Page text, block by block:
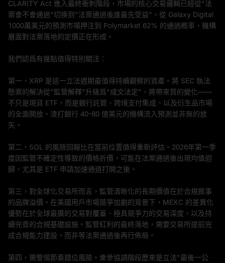
CLARITY Act 進入最終衝刺階段，市場的核心交易邏輯已經從"法
案會不會通過"切換到"法案通過後誰最先受益"。從 Galaxy Digital
1000萬美元的預測市場押注到 Polymarket 62% 的通過概率，機構
層面對法案落地的定價正在形成。
我們認爲有幾點值得特別關注：
第一，XRP 是這一立法週期最值得持續觀察的資產。將 SEC 執法
懸案的解決從"監管解釋"升級爲"成文法定"，將帶來質的變化——
不只是現貨 ETF，而是銀行託管、跨境支付集成、以及衍生品市場
的全面開放。渣打銀行 40-80 億美元的機構流入預測並非無的放
矢。
第二，SOL 的風險回報比在當前位置值得重新評估。2026年第一季
度因監管不確定性導致的價格折價，可能在法案通過後出現均值迴
歸，尤其是 ETF 申請加速通道打開之後。
第三，對全球化交易所而言，監管清晰化的長期價值在於合規敘事
的品牌溢價。在美國用戶市場競爭加劇的背景下，MEXC 的差異化
優勢在於全球最廣的交易對覆蓋、極具競爭力的交易深度，以及持
續完善的合規基礎設施。監管紅利的最終落地，需要交易所提前完
成合規能力建設，而非等法案通過後再行佈局。
第四，需警惕節奏錯位風險。衆參協調階段歷來是立法"最後一公